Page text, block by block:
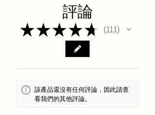
評論
★★★★★ 111
111
該產品還沒有任何評論，因此請查
看我們的其他評論。